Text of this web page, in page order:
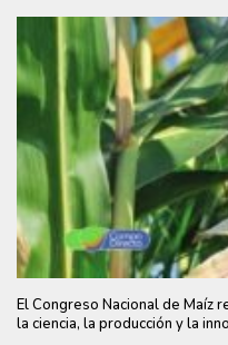
El Congreso Nacional de Maíz
la ciencia, la producción y la